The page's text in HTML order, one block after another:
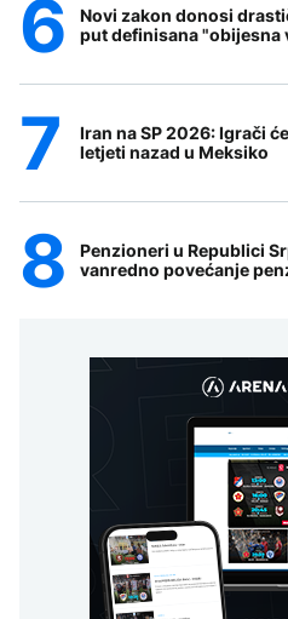
Novi zakon donosi
put definisana "obijesna
Iran na SP 2026: Igrači
letjeti nazad u Meksiko
Penzioneri u Republici
vanredno povećanje